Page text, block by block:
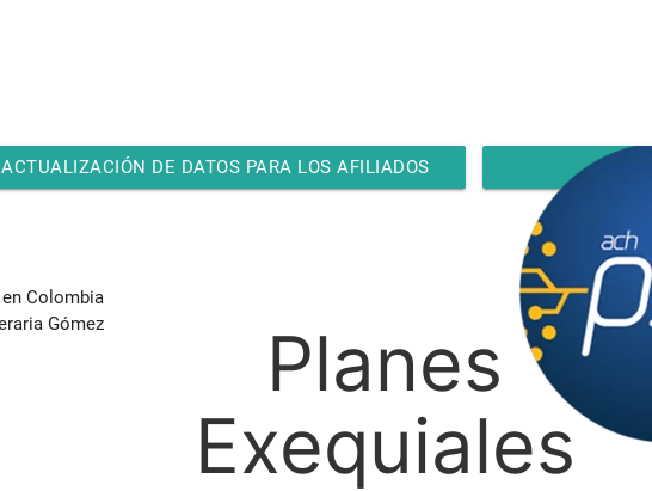
ACTUALIZACIÓN DE DATOS PARA LOS AFILIADOS
Planes
Exequiales